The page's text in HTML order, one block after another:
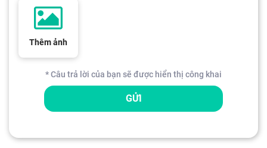
Thêm ảnh
* Câu trả lời của bạn sẽ được hiển thị công khai
GỬI